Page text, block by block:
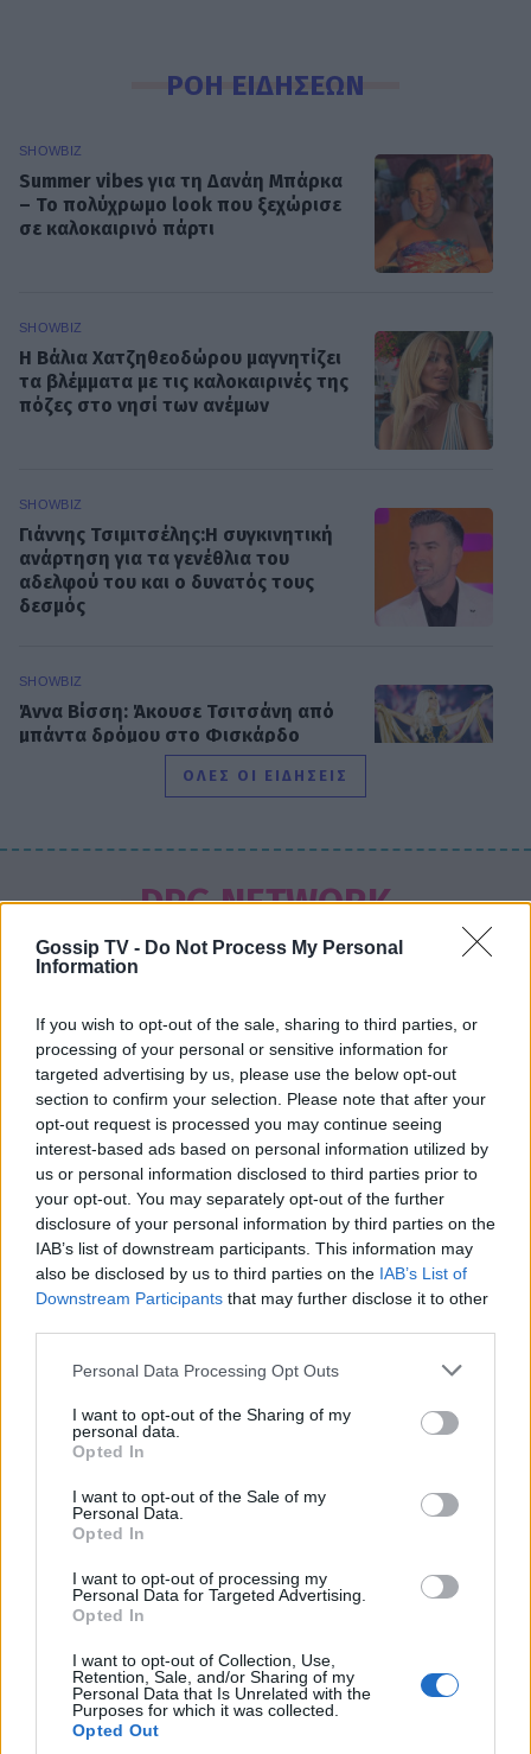
Gossip TV - Do Not Process My Personal
Information
If you wish to opt-out of the sale, sharing to third parties, or
processing of your personal or sensitive information for
targeted advertising by us, please use the below opt-out
section to confirm your selection. Please note that after your
opt-out request is processed you may continue seeing
interest-based ads based on personal information utilized by
us or personal information disclosed to third parties prior to
your opt-out. You may separately opt-out of the further
disclosure of your personal information by third parties on the
IAB’s list of downstream participants. This information may
also be disclosed by us to third parties on the IAB’s List of
Downstream Participants that may further disclose it to other
Personal Data Processing Opt Outs
I want to opt-out of the Sharing of my
personal data.
Opted In
I want to opt-out of the Sale of my
Personal Data.
Opted In
I want to opt-out of processing my
Personal Data for Targeted Advertising.
Opted In
I want to opt-out of Collection, Use,
Retention, Sale, and/or Sharing of my
Personal Data that Is Unrelated with the
Purposes for which it was collected.
Opted Out
ΡΟΗ ΕΙΔΗΣΕΩΝ
SHOWBIZ
Summer vibes για τη Δανάη Μπάρκα
– Το πολύχρωμο look που ξεχώρισε
σε καλοκαιρινό πάρτι
SHOWBIZ
Η Βάλια Χατζηθεοδώρου μαγνητίζει
τα βλέμματα με τις καλοκαιρινές της
πόζες στο νησί των ανέμων
SHOWBIZ
Γιάννης Τσιμιτσέλης:Η συγκινητική
ανάρτηση για τα γενέθλια του
αδελφού του και ο δυνατός τους
δεσμός
SHOWBIZ
Άννα Βίσση: Άκουσε Τσιτσάνη από
μπάντα δρόμου στο Φισκάρδο
Ιωάννα Μπούκη: «"Βασανίζω" τον
SHOWBIZ
Κώστας Φραγκολιάς: Μια «κούκλα»
ξάπλωσε πάνω του στο κρεβάτι
SHOWBIZ
Κατερίνα Καινούργιου: Ένα τρυφερό
μήνυμα από την Πάρο
Ντόρα Κουτροκόη: Στο Παρίσι με τον
έρωτα της ζωής της, τον γιο της
Κωνσταντίνο
Δούκισσα Νομικού:Οικογενειακές
διακοπές από τη Μύκονο στον
Πολυνησίας
ΟΛΕΣ ΟΙ ΕΙΔΗΣΕΙΣ
DPG NETWORK
Σέρρες: «Δεν ήταν μόνο η ταχύτητα» – Η ανάλυση
πραγματογνώμονα για το σφοδρό δυστύχημα